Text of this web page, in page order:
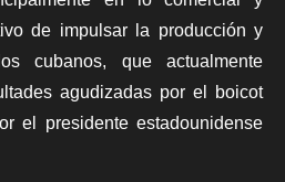
de impulsar la producción y
cubanos, que actualmente
agudizadas por el boicot
el presidente estadounidense